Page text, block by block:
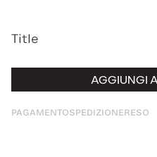
Title
AGGIUNGI
PAGAMENTOSPEDIZIONERESO